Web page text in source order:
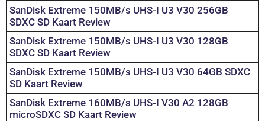
SanDisk Extreme 150MB/s UHS-I U3 V30 256GB
SDXC SD Kaart Review
SanDisk Extreme 150MB/s UHS-I U3 V30 128GB
SDXC SD Kaart Review
SanDisk Extreme 150MB/s UHS-I U3 V30 64GB SDXC
SD Kaart Review
SanDisk Extreme 160MB/s UHS-I V30 A2 128GB
microSDXC SD Kaart Review